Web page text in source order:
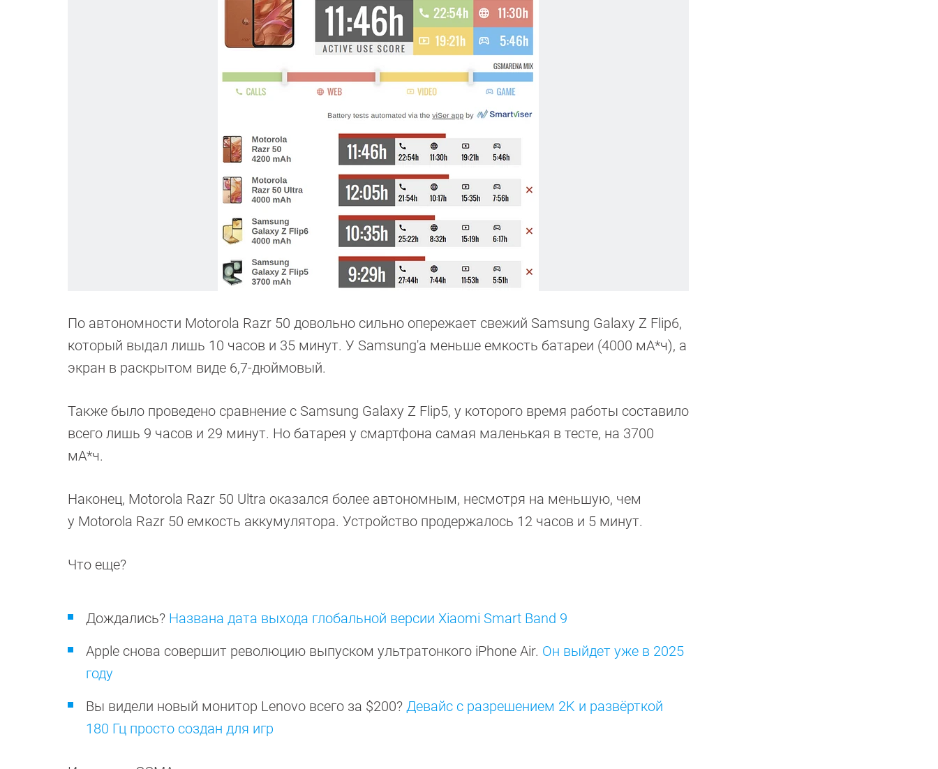
По автономности Motorola Razr 50 довольно сильно опережает свежий Samsung Galaxy Z Flip6,
который выдал лишь 10 часов и 35 минут. У Samsung'а меньше емкость батареи (4000 мА*ч), а
экран в раскрытом виде 6,7-дюймовый.
Также было проведено сравнение с Samsung Galaxy Z Flip5, у которого время работы составило
всего лишь 9 часов и 29 минут. Но батарея у смартфона самая маленькая в тесте, на 3700
мА*ч.
Наконец, Motorola Razr 50 Ultra оказался более автономным, несмотря на меньшую, чем
у Motorola Razr 50 емкость аккумулятора. Устройство продержалось 12 часов и 5 минут.
Что еще?
Дождались? Названа дата выхода глобальной версии Xiaomi Smart Band 9
Apple снова совершит революцию выпуском ультратонкого iPhone Air. Он выйдет уже в 2025
году
Вы видели новый монитор Lenovo всего за $200? Девайс с разрешением 2K и развёрткой
180 Гц просто создан для игр